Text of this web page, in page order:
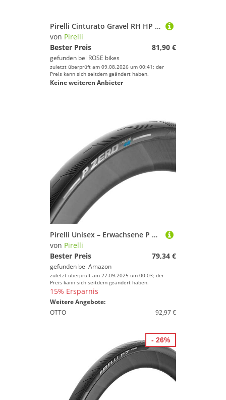
Pirelli Cinturato Gravel RH HP Gravel-Faltreifen
von Pirelli
Bester Preis
81,90 €
gefunden bei ROSE bikes
zuletzt überprüft am 09.08.2026 um 00:41; der
Preis kann sich seitdem geändert haben.
Keine weiteren Anbieter
Pirelli Unisex – Erwachsene P Zero Race TLR 4S Fahrradreifen, Black, 32-622
von Pirelli
Bester Preis
79,34 €
gefunden bei Amazon
zuletzt überprüft am 27.09.2025 um 00:03; der
Preis kann sich seitdem geändert haben.
15% Ersparnis
Weitere Angebote:
OTTO
92,97 €
- 26%